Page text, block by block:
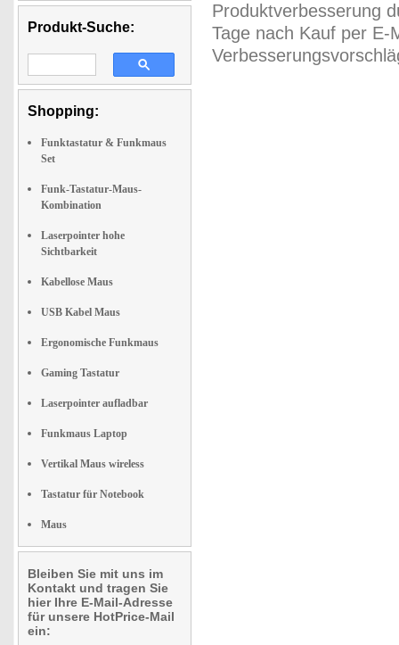
Produkt-Suche:
Shopping:
Funktastatur & Funkmaus
Set
Funk-Tastatur-Maus-
Kombination
Laserpointer hohe
Sichtbarkeit
Kabellose Maus
USB Kabel Maus
Ergonomische Funkmaus
Gaming Tastatur
Laserpointer aufladbar
Funkmaus Laptop
Vertikal Maus wireless
Tastatur für Notebook
Maus
Bleiben Sie mit uns im
Kontakt und tragen Sie
hier Ihre E-Mail-Adresse
für unsere HotPrice-Mail
ein:
Produktverbesserung
Tage nach Kauf per E-